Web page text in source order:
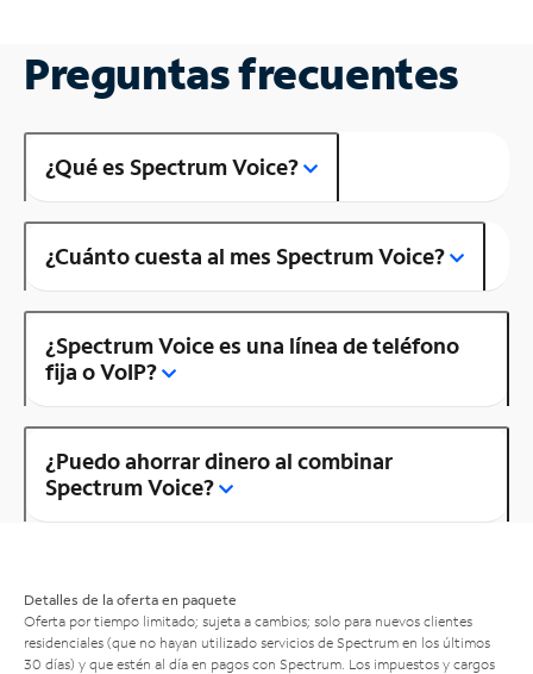
Preguntas frecuentes
¿Qué es Spectrum Voice?
¿Cuánto cuesta al mes Spectrum Voice?
¿Spectrum Voice es una línea de teléfono
fija o VoIP?
¿Puedo ahorrar dinero al combinar
Spectrum Voice?
Detalles de la oferta en paquete
Oferta por tiempo limitado; sujeta a cambios; solo para nuevos clientes
residenciales (que no hayan utilizado servicios de Spectrum en los últimos
30 días) y que estén al día en pagos con Spectrum. Los impuestos y cargos